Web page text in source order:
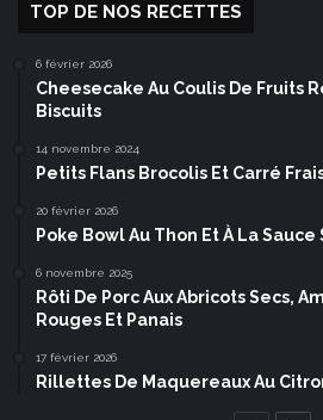
TOP DE NOS RECETTES
6 février 2026
Cheesecake Au Coulis De Fruits
Biscuits
14 novembre 2024
Petits Flans Brocolis Et Carré
20 février 2026
Poke Bowl Au Thon Et À La Sauce
6 novembre 2025
Rôti De Porc Aux Abricots Secs,
Rouges Et Panais
17 février 2026
Rillettes De Maquereaux Au